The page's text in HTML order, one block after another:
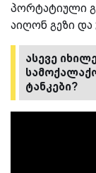
პორტატიული
აიღონ გეზი
ასევე
ტანკები?